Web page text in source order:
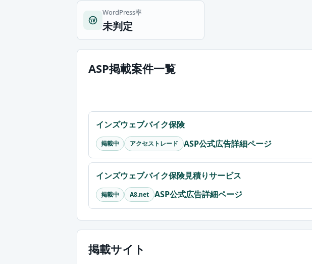
WordPress率
未判定
ASP掲載案件一覧
インズウェブバイク保険
掲載中 アクセストレード ASP公式広告詳細ページ
インズウェブバイク保険見積りサービス
掲載中 A8.net ASP公式広告詳細ページ
掲載サイト